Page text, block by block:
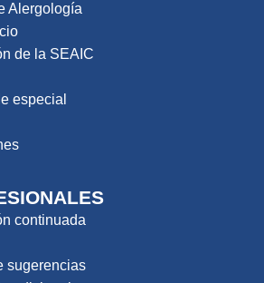
Alergología
de la SEAIC
especial
continuada
sugerencias